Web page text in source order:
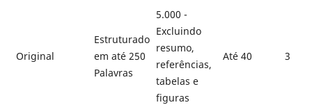
Original
Estruturado
em até 250
Palavras
5.000 -
Excluindo
resumo,
referências,
tabelas e
figuras
Até 40 3